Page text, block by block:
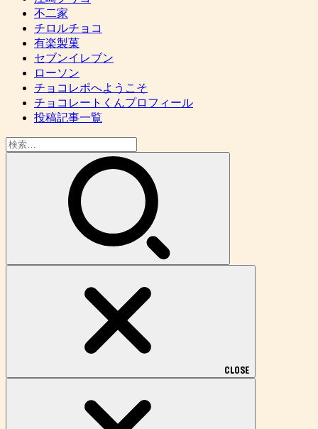
不二家
チロルチョコ
有楽製菓
セブンイレブン
ローソン
チョコレポへようこそ
チョコレートくんプロフィール
投稿記事一覧
検
索:
CLOSE